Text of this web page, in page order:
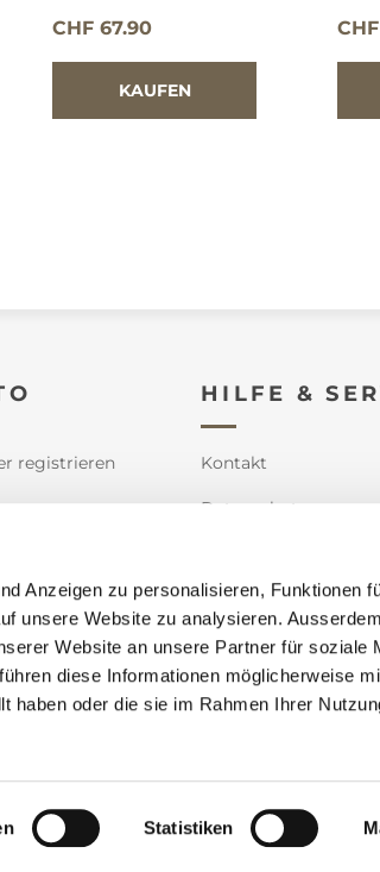
Anzeigen zu personalisieren, Funktionen
unsere Website zu analysieren.
Website an unsere Partner für soziale
diese Informationen möglicherweise
haben oder die sie im Rahmen Ihrer
Statistiken
CHF 67.90
registrieren
HILFE &
Kontakt
Datenschutz
AGB
Sitemap
Copyright © 2026 Kolb Protech AG. Alle